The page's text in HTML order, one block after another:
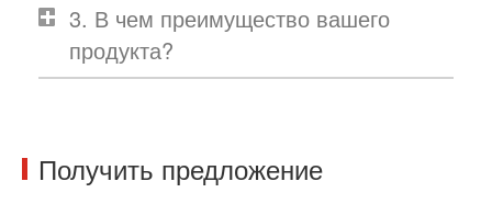
3. В чем преимущество вашего
продукта?
Получить предложение